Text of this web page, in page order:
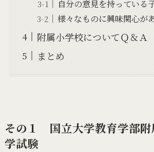
自分の意見を持っている
様々なものに興味関心が
附属小学校についてＱ＆Ａ
まとめ
その１ 国立大学教育学部
学試験